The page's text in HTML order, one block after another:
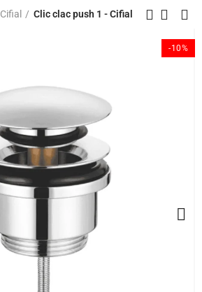
Cifial Clic clac push 1 - Cifial
-10%